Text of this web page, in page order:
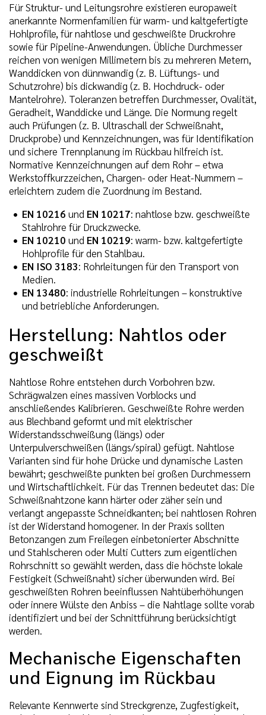
Für Struktur- und Leitungsrohre existieren europaweit
anerkannte Normenfamilien für warm- und kaltgefertigte
Hohlprofile, für nahtlose und geschweißte Druckrohre
sowie für Pipeline-Anwendungen. Übliche Durchmesser
reichen von wenigen Millimetern bis zu mehreren Metern,
Wanddicken von dünnwandig (z. B. Lüftungs- und
Schutzrohre) bis dickwandig (z. B. Hochdruck- oder
Mantelrohre). Toleranzen betreffen Durchmesser, Ovalität,
Geradheit, Wanddicke und Länge. Die Normung regelt
auch Prüfungen (z. B. Ultraschall der Schweißnaht,
Druckprobe) und Kennzeichnungen, was für Identifikation
und sichere Trennplanung im Rückbau hilfreich ist.
Normative Kennzeichnungen auf dem Rohr – etwa
Werkstoffkurzzeichen, Chargen- oder Heat-Nummern –
erleichtern zudem die Zuordnung im Bestand.
EN 10216 und EN 10217: nahtlose bzw. geschweißte
Stahlrohre für Druckzwecke.
EN 10210 und EN 10219: warm- bzw. kaltgefertigte
Hohlprofile für den Stahlbau.
EN ISO 3183: Rohrleitungen für den Transport von
Medien.
EN 13480: industrielle Rohrleitungen – konstruktive
und betriebliche Anforderungen.
Herstellung: Nahtlos oder
geschweißt
Nahtlose Rohre entstehen durch Vorbohren bzw.
Schrägwalzen eines massiven Vorblocks und
anschließendes Kalibrieren. Geschweißte Rohre werden
aus Blechband geformt und mit elektrischer
Widerstandsschweißung (längs) oder
Unterpulverschweißen (längs/spiral) gefügt. Nahtlose
Varianten sind für hohe Drücke und dynamische Lasten
bewährt; geschweißte punkten bei großen Durchmessern
und Wirtschaftlichkeit. Für das Trennen bedeutet das: Die
Schweißnahtzone kann härter oder zäher sein und
verlangt angepasste Schneidkanten; bei nahtlosen Rohren
ist der Widerstand homogener. In der Praxis sollten
Betonzangen zum Freilegen einbetonierter Abschnitte
und Stahlscheren oder Multi Cutters zum eigentlichen
Rohrschnitt so gewählt werden, dass die höchste lokale
Festigkeit (Schweißnaht) sicher überwunden wird. Bei
geschweißten Rohren beeinflussen Nahtüberhöhungen
oder innere Wülste den Anbiss – die Nahtlage sollte vorab
identifiziert und bei der Schnittführung berücksichtigt
werden.
Mechanische Eigenschaften
und Eignung im Rückbau
Relevante Kennwerte sind Streckgrenze, Zugfestigkeit,